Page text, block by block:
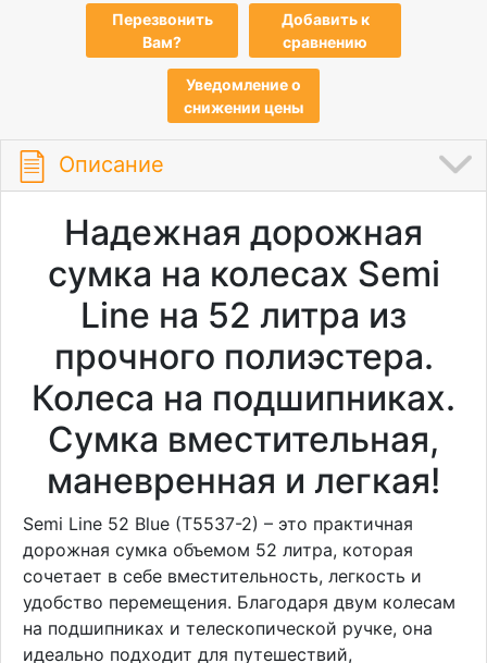
Перезвонить
Вам?
Добавить к
сравнению
Уведомление о
снижении цены
Описание
Надежная дорожная
сумка на колесах Semi
Line на 52 литра из
прочного полиэстера.
Колеса на подшипниках.
Сумка вместительная,
маневренная и легкая!
Semi Line 52 Blue (T5537-2) – это практичная
дорожная сумка объемом 52 литра, которая
сочетает в себе вместительность, легкость и
удобство перемещения. Благодаря двум колесам
на подшипниках и телескопической ручке, она
идеально подходит для путешествий,